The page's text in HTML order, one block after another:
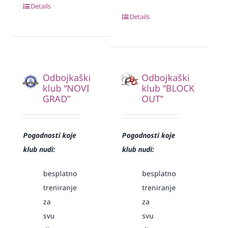
Details
Details
Odbojkaški
klub “NOVI
GRAD”
Pogodnosti koje
klub nudi:
besplatno
treniranje
za
svu
Odbojkaški
klub “BLOCK
OUT”
Pogodnosti koje
klub nudi:
besplatno
treniranje
za
svu